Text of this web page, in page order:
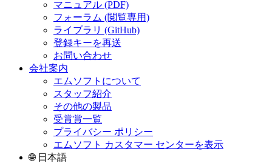
マニュアル (PDF)
フォーラム (閲覧専用)
ライブラリ (GitHub)
登録キーを再送
お問い合わせ
会社案内
エムソフトについて
スタッフ紹介
その他の製品
受賞賞一覧
プライバシー ポリシー
エムソフト カスタマー センターを表示
🌐 日本語